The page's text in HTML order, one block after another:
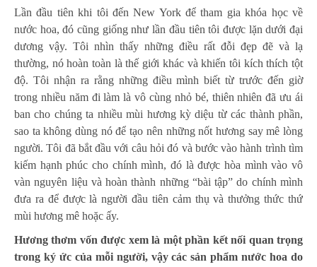
Lần đầu tiên khi tôi đến New York để tham gia khóa học về
nước hoa, đó cũng giống như lần đầu tiên tôi được lặn dưới đại
dương vậy. Tôi nhìn thấy những điều rất đỗi đẹp đẽ và lạ
thường, nó hoàn toàn là thế giới khác và khiến tôi kích thích tột
độ. Tôi nhận ra rằng những điều mình biết từ trước đến giờ
trong nhiều năm đi làm là vô cùng nhỏ bé, thiên nhiên đã ưu ái
ban cho chúng ta nhiều mùi hương kỳ diệu từ các thành phần,
sao ta không dùng nó để tạo nên những nốt hương say mê lòng
người. Tôi đã bắt đầu với câu hỏi đó và bước vào hành trình tìm
kiếm hạnh phúc cho chính mình, đó là được hòa mình vào vô
vàn nguyên liệu và hoàn thành những “bài tập” do chính mình
đưa ra để được là người đầu tiên cảm thụ và thưởng thức thứ
mùi hương mê hoặc ấy.
Hương thơm vốn được xem là một phần kết nối quan trọng
trong ký ức của mỗi người, vậy các sản phẩm nước hoa do